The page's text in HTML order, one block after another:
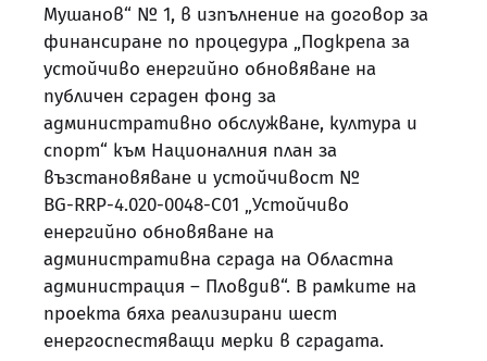
Мушанов“ № 1, в изпълнение на договор за
финансиране по процедура „Подкрепа за
устойчиво енергийно обновяване на
публичен сграден фонд за
административно обслужване, култура и
спорт“ към Националния план за
възстановяване и устойчивост №
BG‑RRP‑4.020‑0048‑C01 „Устойчиво
енергийно обновяване на
административна сграда на Областна
администрация – Пловдив“. В рамките на
проекта бяха реализирани шест
енергоспестяващи мерки в сградата.